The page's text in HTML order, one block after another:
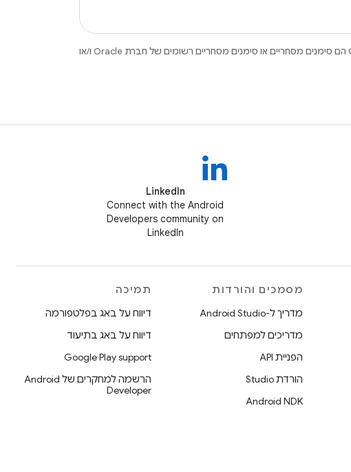
.‏ Java ו-OpenJDK הם סימנים מסחריים או סימנים מסחריים רשומים של חברת Oracle ו/או
LinkedIn
Connect with the Android
Developers community on
LinkedIn
מסמכים והורדות
מדריך ל-Android Studio
מדריכים למפתחים
הפניית API
הורדת Studio
Android NDK
תמיכה
דיווח על באג בפלטפורמה
דיווח על באג בתיעוד
Google Play support
הרשמה למחקרים של Android
Developer